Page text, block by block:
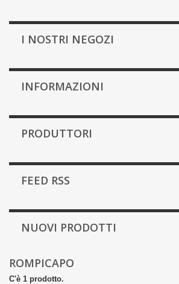
I NOSTRI NEGOZI
INFORMAZIONI
PRODUTTORI
FEED RSS
NUOVI PRODOTTI
ROMPICAPO
C'è 1 prodotto.